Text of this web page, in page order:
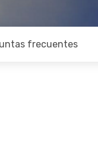
frecuentes